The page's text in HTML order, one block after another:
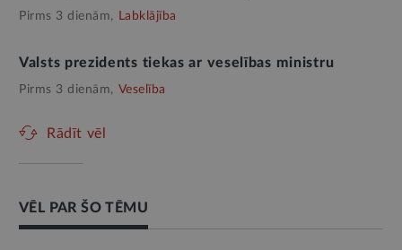
Pirms 3 dienām, Labklājība
Valsts prezidents tiekas ar veselības ministru
Pirms 3 dienām, Veselība
Rādīt vēl
VĒL PAR ŠO TĒMU